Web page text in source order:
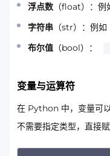
浮点数 （float）：例
字符串 （str）：例如
布尔值 （bool）：
变量与运算符
在 Python 中，变量可
不需要指定类型，直接赋